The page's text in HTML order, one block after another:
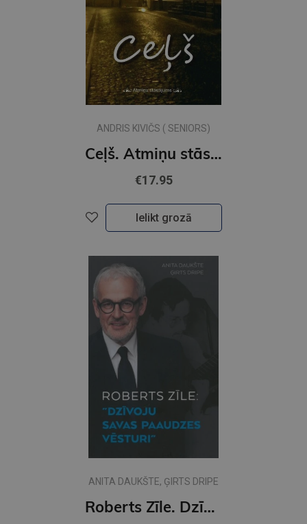
ANDRIS KIVIČS ( SENIORS)
Ceļš. Atmiņu stāstījums
€17.95
Ielikt grozā
ANITA DAUKŠTE, ĢIRTS DRIPE
Roberts Zīle. Dzīvoju savas paaudzes vēsturi